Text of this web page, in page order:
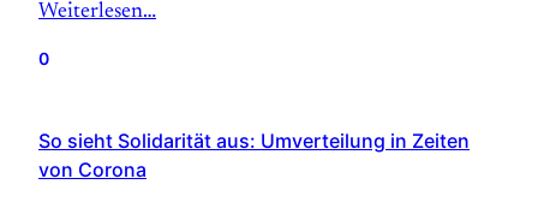
Weiterlesen…
0
So sieht Solidarität aus: Umverteilung in Zeiten
von Corona